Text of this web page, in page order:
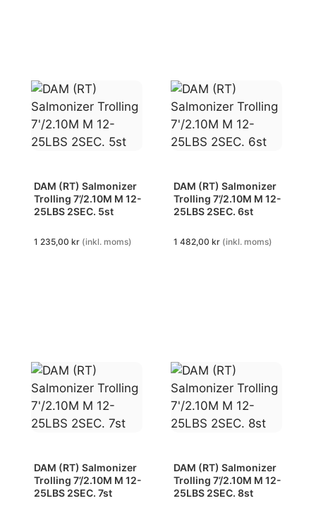
DAM (RT) Salmonizer
Trolling 7’/2.10M M 12-
25LBS 2SEC. 5st
1 235,00 kr (inkl. moms)
DAM (RT) Salmonizer
Trolling 7’/2.10M M 12-
25LBS 2SEC. 6st
1 482,00 kr (inkl. moms)
DAM (RT) Salmonizer
Trolling 7’/2.10M M 12-
25LBS 2SEC. 7st
DAM (RT) Salmonizer
Trolling 7’/2.10M M 12-
25LBS 2SEC. 8st